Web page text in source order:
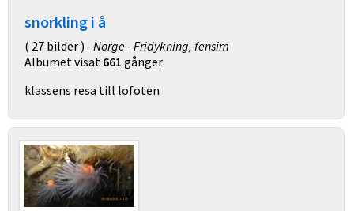
snorkling i å
( 27 bilder ) - Norge - Fridykning, fensim
Albumet visat 661 gånger
klassens resa till lofoten